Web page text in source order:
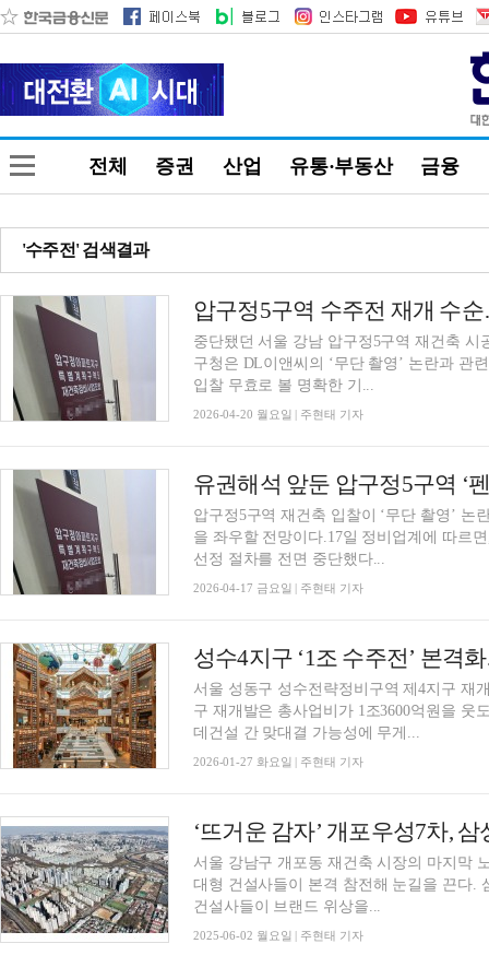
전체 증권 산업 유통·부동산 금융
'수주전' 검색결과
중단됐던 서울 강남 압구정5구역 재건축
구청은 DL이앤씨의 ‘무단 촬영’ 논란과 관
입찰 무효로 볼 명확한 기...
2026-04-20 월요일 | 주현태 기자
압구정5구역 재건축 입찰이 ‘무단 촬영’
을 좌우할 전망이다.17일 정비업계에 따르
선정 절차를 전면 중단했다...
2026-04-17 금요일 | 주현태 기자
성수4지구 ‘1조 수주전’ 본격
서울 성동구 성수전략정비구역 제4지구 재
구 재개발은 총사업비가 1조3600억원을 웃
데건설 간 맞대결 가능성에 무게...
2026-01-27 화요일 | 주현태 기자
‘뜨거운 감자’ 개포우성7차,
서울 강남구 개포동 재건축 시장의 마지막
대형 건설사들이 본격 참전해 눈길을 끈다.
건설사들이 브랜드 위상을...
2025-06-02 월요일 | 주현태 기자